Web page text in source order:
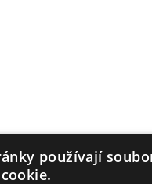
používají
cookie.